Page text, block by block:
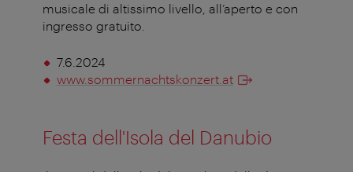
musicale di altissimo livello, all’aperto e con
ingresso gratuito.
7.6.2024
www.sommernachtskonzert.at
Festa dell'Isola del Danubio